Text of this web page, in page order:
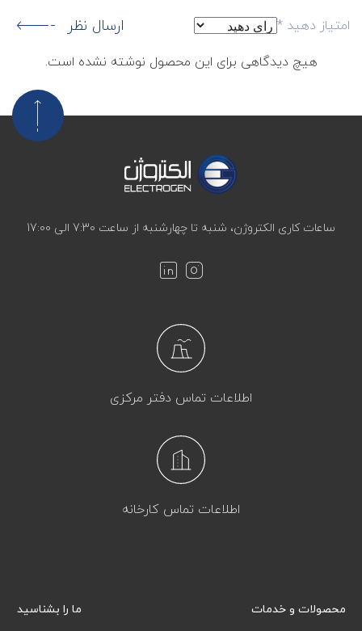
امتیاز دهید * ارسال نظر
هیچ دیدگاهی برای این محصول نوشته نشده است.
ساعات کاری الکتروژن، شنبه تا چهارشنبه از ساعت 7:30 الی 17:00
اطلاعات تماس دفتر مرکزی
اطلاعات تماس کارخانه
محصولات و خدمات ما را بشناسید